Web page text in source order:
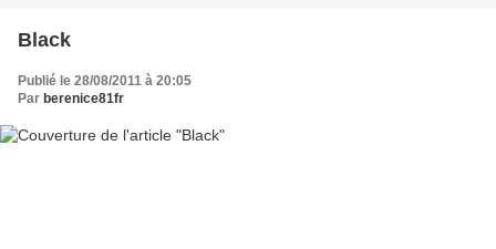
Black
Publié le 28/08/2011 à 20:05
Par berenice81fr